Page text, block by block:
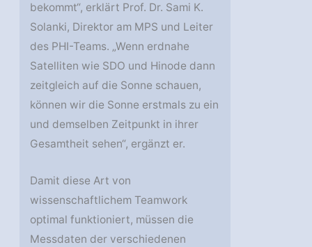
bekommt“, erklärt Prof. Dr. Sami K.
Solanki, Direktor am MPS und Leiter
des PHI-Teams. „Wenn erdnahe
Satelliten wie SDO und Hinode dann
zeitgleich auf die Sonne schauen,
können wir die Sonne erstmals zu ein
und demselben Zeitpunkt in ihrer
Gesamtheit sehen“, ergänzt er.
Damit diese Art von
wissenschaftlichem Teamwork
optimal funktioniert, müssen die
Messdaten der verschiedenen